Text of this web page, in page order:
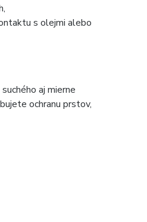
s olejmi alebo
aj mierne
ochranu prstov,